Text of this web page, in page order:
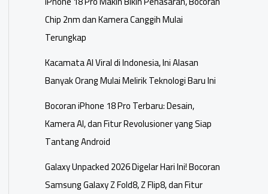
Chip 2nm dan Kamera Canggih Mulai
Terungkap
Kacamata AI Viral di Indonesia, Ini Alasan
Banyak Orang Mulai Melirik Teknologi Baru Ini
Bocoran iPhone 18 Pro Terbaru: Desain,
Kamera AI, dan Fitur Revolusioner yang Siap
Tantang Android
Galaxy Unpacked 2026 Digelar Hari Ini! Bocoran
Samsung Galaxy Z Fold8, Z Flip8, dan Fitur